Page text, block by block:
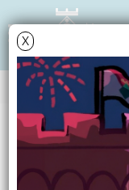
X
Data i hora oficial: 07-08-
ANY 2025
Ordre